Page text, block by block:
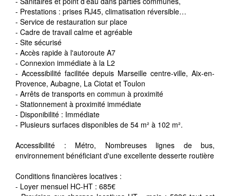
- Prestations : prises RJ45, climatisation réversible…
- Service de restauration sur place
- Cadre de travail calme et agréable
- Site sécurisé
- Accès rapide à l'autoroute A7
- Connexion immédiate à la L2
- Accessibilité facilitée depuis Marseille centre-ville, Aix-en-
Provence, Aubagne, La Ciotat et Toulon
- Arrêts de transports en commun à proximité
- Stationnement à proximité immédiate
- Disponibilité : Immédiate
- Plusieurs surfaces disponibles de 54 m² à 102 m².
Accessibilité : Métro, Nombreuses lignes de bus,
environnement bénéficiant d'une excellente desserte routière
Conditions financières locatives :
- Loyer mensuel HC-HT : 685€